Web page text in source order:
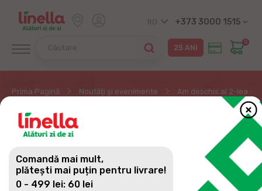
RO +373 3000 1515
0
Prima Pagină Noutăți și evenimente Am deschis al 2-lea
AM DESCHIS AL 2-LEA
MAGAZIN LINELLA LA
TRUȘENI
Comandă mai mult,
plătești mai puțin pentru livrare!
0 - 499 lei: 60 lei